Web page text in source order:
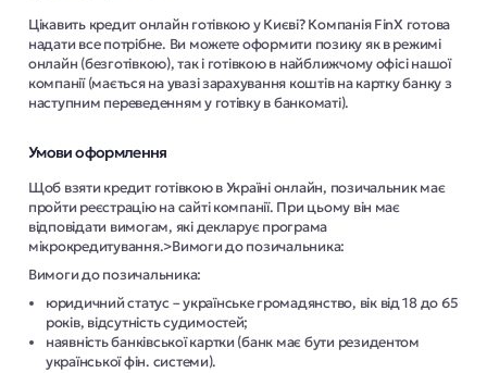
Цікавить кредит онлайн готівкою у Києві? Компанія FinX готова
надати все потрібне. Ви можете оформити позику як в режимі
онлайн (безготівкою), так і готівкою в найближчому офісі нашої
компанії (мається на увазі зарахування коштів на картку банку з
наступним переведенням у готівку в банкоматі).
Умови оформлення
Щоб взяти кредит готівкою в Україні онлайн, позичальник має
пройти реєстрацію на сайті компанії. При цьому він має
відповідати вимогам, які декларує програма
мікрокредитування.>Вимоги до позичальника:
Вимоги до позичальника:
юридичний статус – українське громадянство, вік від 18 до 65
років, відсутність судимостей;
наявність банківської картки (банк має бути резидентом
української фін. системи).